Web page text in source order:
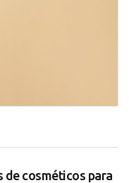
de cosméticos para